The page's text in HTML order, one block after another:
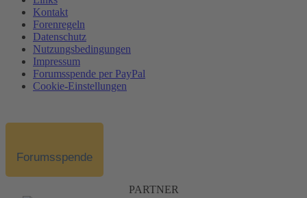
Kontakt
Forenregeln
Datenschutz
Nutzungsbedingungen
Impressum
Forumsspende per PayPal
Cookie-Einstellungen
Forumsspende
PARTNER